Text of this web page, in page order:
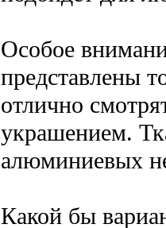
Особое
представлены
отлично
украшением.
алюминиевых
Какой бы